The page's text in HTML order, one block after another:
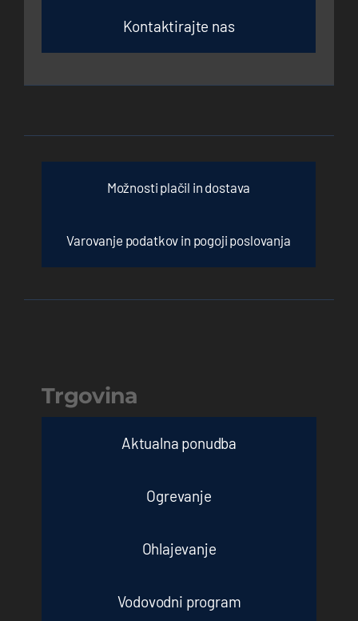
Kontaktirajte nas
Možnosti plačil in dostava
Varovanje podatkov in pogoji poslovanja
Trgovina
Aktualna ponudba
Ogrevanje
Ohlajevanje
Vodovodni program